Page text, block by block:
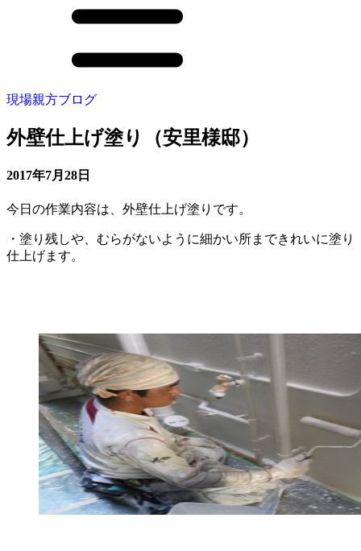
現場親方ブログ
外壁仕上げ塗り（安里様邸）
2017年7月28日
今日の作業内容は、外壁仕上げ塗りです。
・塗り残しや、むらがないように細かい所まできれいに塗り
仕上げます。